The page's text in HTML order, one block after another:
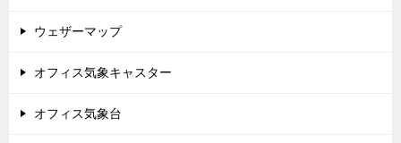
ウェザーマップ
オフィス気象キャスター
オフィス気象台